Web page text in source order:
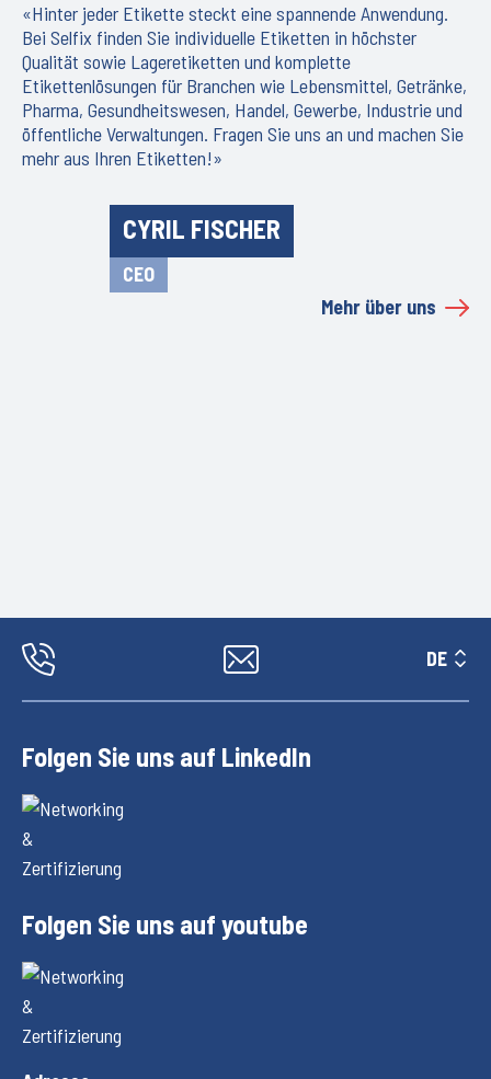
«Hinter jeder Etikette steckt eine spannende Anwendung.
Bei Selfix finden Sie individuelle Etiketten in höchster
Qualität sowie Lageretiketten und komplette
Etikettenlösungen für Branchen wie Lebensmittel, Getränke,
Pharma, Gesundheitswesen, Handel, Gewerbe, Industrie und
öffentliche Verwaltungen. Fragen Sie uns an und machen Sie
mehr aus Ihren Etiketten!»
CYRIL FISCHER
CEO
Mehr über uns
DE
Folgen Sie uns auf LinkedIn
Folgen Sie uns auf youtube